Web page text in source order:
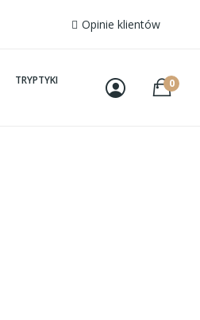
Opinie klientów
TRYPTYKI
0